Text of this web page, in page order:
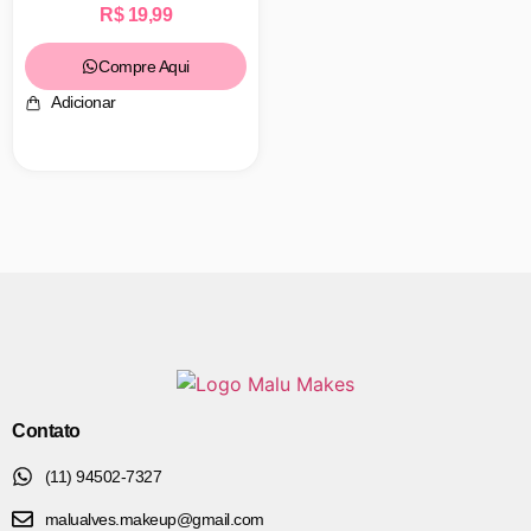
R$19,99
Compre Aqui
Adicionar
Contato
(11) 94502-7327
malualves.makeup@gmail.com